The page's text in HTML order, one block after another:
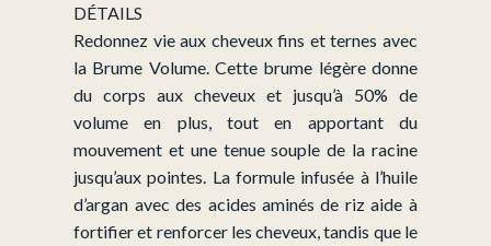
DÉTAILS
Redonnez vie aux cheveux fins et ternes avec
la Brume Volume. Cette brume légère donne
du corps aux cheveux et jusqu’à 50% de
volume en plus, tout en apportant du
mouvement et une tenue souple de la racine
jusqu’aux pointes. La formule infusée à l’huile
d’argan avec des acides aminés de riz aide à
fortifier et renforcer les cheveux, tandis que le